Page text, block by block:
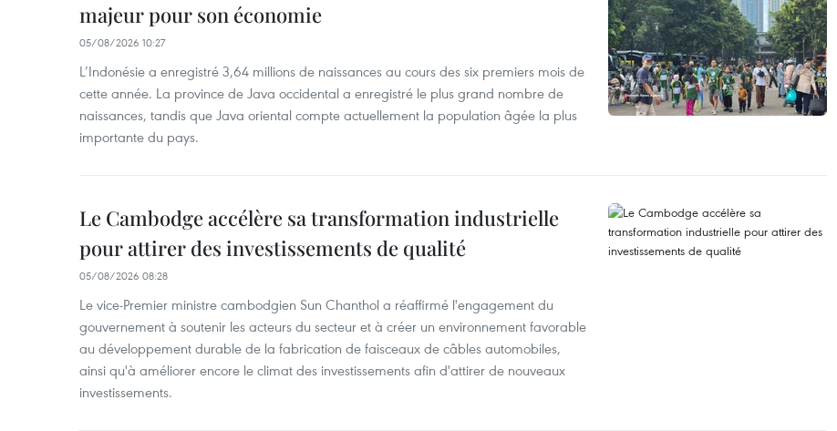
majeur pour son économie
05/08/2026 10:27
L’Indonésie a enregistré 3,64 millions de naissances au cours des six premiers mois de
cette année. La province de Java occidental a enregistré le plus grand nombre de
naissances, tandis que Java oriental compte actuellement la population âgée la plus
importante du pays.
Le Cambodge accélère sa transformation industrielle
pour attirer des investissements de qualité
05/08/2026 08:28
Le vice-Premier ministre cambodgien Sun Chanthol a réaffirmé l'engagement du
gouvernement à soutenir les acteurs du secteur et à créer un environnement favorable
au développement durable de la fabrication de faisceaux de câbles automobiles,
ainsi qu'à améliorer encore le climat des investissements afin d'attirer de nouveaux
investissements.